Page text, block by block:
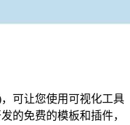
，可让您使用可视化工具
的免费的模板和插件，